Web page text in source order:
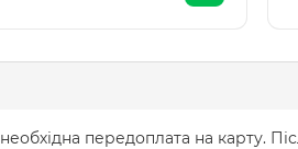
необхідна передоплата на карту.